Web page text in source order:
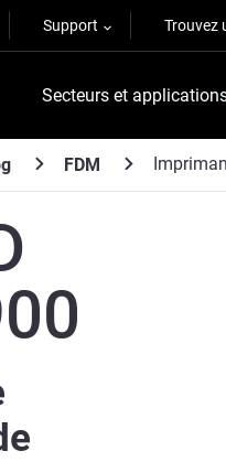
Support Trouvez
Secteurs et
FDM